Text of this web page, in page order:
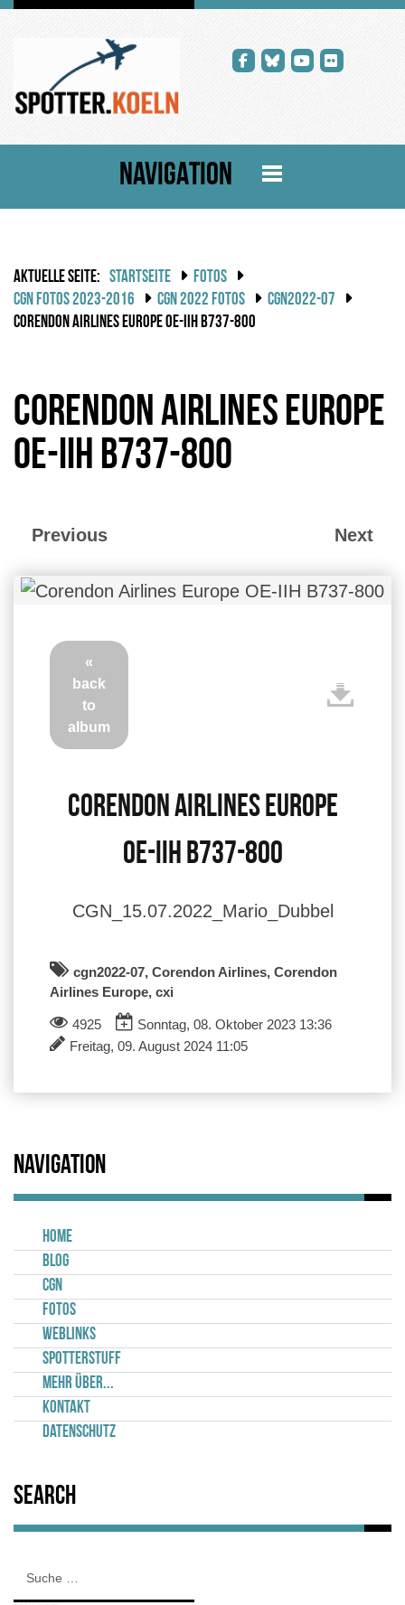
NAVIGATION
AKTUELLE SEITE: STARTSEITE
FOTOS
CGN FOTOS 2023-2016
CGN 2022 FOTOS
CGN2022-07
CORENDON AIRLINES EUROPE OE-IIH B737-800
Corendon Airlines Europe
OE-IIH B737-800
Previous Next
«
back
to
album
Corendon Airlines Europe
OE-IIH B737-800
CGN_15.07.2022_Mario_Dubbel
cgn2022-07, Corendon Airlines, Corendon
Airlines Europe, cxi
4925
Sonntag, 08. Oktober 2023 13:36
Freitag, 09. August 2024 11:05
Navigation
Home
Blog
CGN
Fotos
Weblinks
Spotterstuff
Mehr über...
Kontakt
Datenschutz
Search